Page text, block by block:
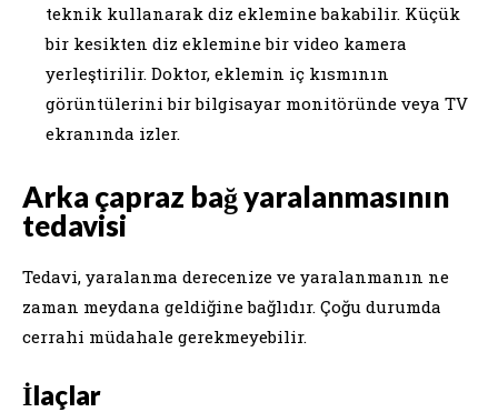
teknik kullanarak diz eklemine bakabilir. Küçük
bir kesikten diz eklemine bir video kamera
yerleştirilir. Doktor, eklemin iç kısmının
görüntülerini bir bilgisayar monitöründe veya TV
ekranında izler.
Arka çapraz bağ yaralanmasının
tedavisi
Tedavi, yaralanma derecenize ve yaralanmanın ne
zaman meydana geldiğine bağlıdır. Çoğu durumda
cerrahi müdahale gerekmeyebilir.
İlaçlar